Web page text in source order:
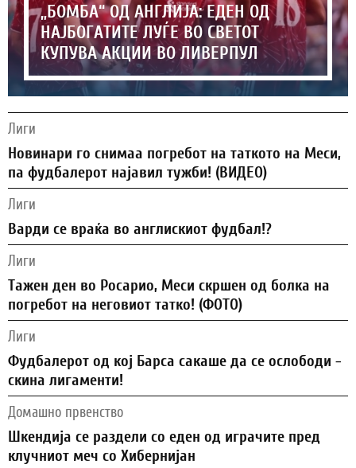
„БОМБА“ ОД АНГЛИЈА: ЕДЕН ОД
НАЈБОГАТИТЕ ЛУЃЕ ВО СВЕТОТ
КУПУВА АКЦИИ ВО ЛИВЕРПУЛ
Лиги
Новинари го снимаа погребот на таткото на Меси,
па фудбалерот најавил тужби! (ВИДЕО)
Лиги
Варди се враќа во англискиот фудбал!?
Лиги
Тажен ден во Росарио, Меси скршен од болка на
погребот на неговиот татко! (ФОТО)
Лиги
Фудбалерот од кој Барса сакаше да се ослободи -
скина лигаменти!
Домашно првенство
Шкендија се раздели со еден од играчите пред
клучниот меч со Хибернијан